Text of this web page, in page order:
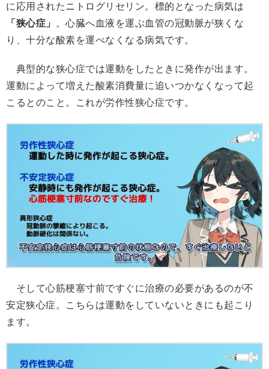
に応用されたニトログリセリン。標的となった病気は
「狭心症」
。心臓へ血液を運ぶ血管の冠動脈が狭くな
り、十分な酸素を運べなくなる病気です。
典型的な狭心症では運動をしたときに発作が出ます。
運動によって増えた酸素消費量に追いつかなくなって起
こるとのこと。これが労作性狭心症です。
そして心筋梗塞寸前ですぐに治療の必要があるのが不
安定狭心症。こちらは運動をしていないときにも起こり
ます。